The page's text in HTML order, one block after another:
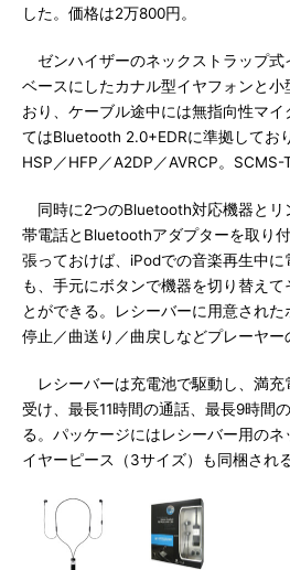
した。価格は2万800円。
ゼンハイザーのネックストラップ式
ベースにしたカナル型イヤフォンと
おり、ケーブル途中には無指向性マ
てはBluetooth 2.0+EDRに準拠してお
HSP／HFP／A2DP／AVRCP。SCMS-
同時に2つのBluetooth対応機器とリ
帯電話とBluetoothアダプターを取り
張っておけば、iPodでの音楽再生中に
も、手元にボタンで機器を切り替えて
とができる。レシーバーに用意され
停止／曲送り／曲戻しなどプレーヤー
レシーバーは充電池で駆動し、満充
受け、最長11時間の通話、最長9時間
る。パッケージにはレシーバー用の
イヤーピース（3サイズ）も同梱される